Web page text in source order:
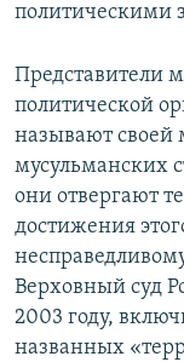
политическими
Представители
политической
называют своей
мусульманских
они отвергают
достижения
Верховный суд
2003 году,
названных